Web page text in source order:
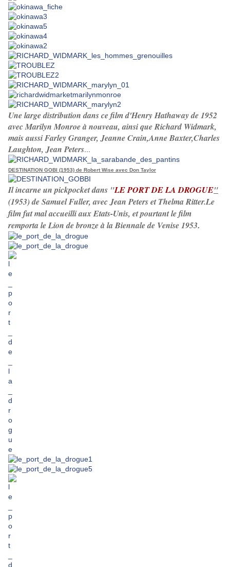
Une large distribution dans ce film d'Henry Hathaway de 1952
avec Marilyn Monroe à nouveau, ainsi que Richard Widmark,
mais aussi Farley Granger, Jeanne Crain,Anne Baxter,Charles
Laughton, Jean Peters...
DESTINATION GOBI (1953) de Robert Wise avec Don Taylor
Il incarne un pickpocket dans "LE PORT DE LA DROGUE"
(1953) de Samuel Fuller, avec Jean Peters et Thelma Ritter.Le
film fut mal accueilli aux Etats-Unis, et pourtant le film
remporta le Lion de bronze à la Biennale de Venise 1953.